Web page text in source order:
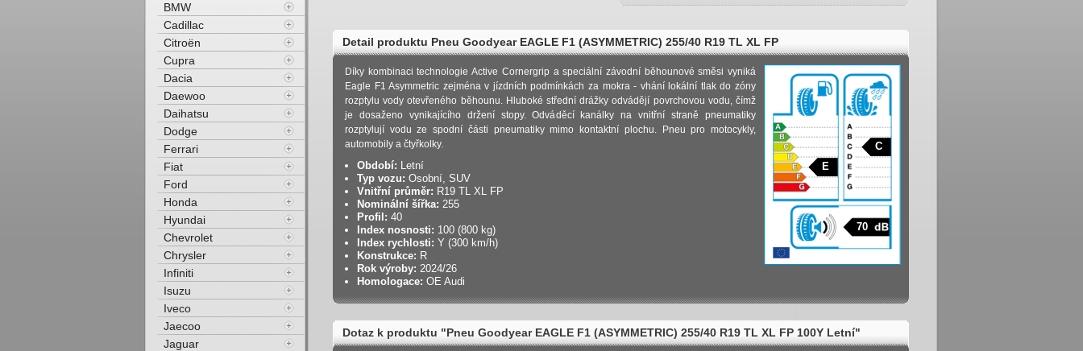
Detail produktu Pneu Goodyear EAGLE F1 (ASYMMETRIC) 255/40 R19 TL XL FP
100Y Letní
E
C
70
Díky kombinaci technologie Active Cornergrip a speciální závodní běhounové směsi vyniká
Eagle F1 Asymmetric zejména v jízdních podmínkách za mokra - vhání lokální tlak do zóny
rozptylu vody otevřeného běhounu. Hluboké střední drážky odvádějí povrchovou vodu, čímž
je dosaženo vynikajícího držení stopy. Odváděcí kanálky na vnitřní straně pneumatiky
rozptylují vodu ze spodní části pneumatiky mimo kontaktní plochu. Pneu pro motocykly,
automobily a čtyřkolky.
Období: Letní
Typ vozu: Osobní, SUV
Vnitřní průměr: R19 TL XL FP
Nominální šířka: 255
Profil: 40
Index nosnosti: 100 (800 kg)
Index rychlosti: Y (300 km/h)
Konstrukce: R
Rok výroby: 2024/26
Homologace: OE Audi
Dotaz k produktu "Pneu Goodyear EAGLE F1 (ASYMMETRIC) 255/40 R19 TL XL FP 100Y Letní"
BMW
Cadillac
Citroën
Cupra
Dacia
Daewoo
Daihatsu
Dodge
Ferrari
Fiat
Ford
Honda
Hyundai
Chevrolet
Chrysler
Infiniti
Isuzu
Iveco
Jaecoo
Jaguar